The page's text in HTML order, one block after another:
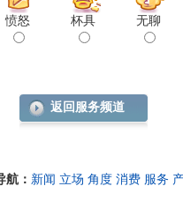
愤怒 杯具 无聊
返回服务频道
航： 新闻 立场 角度 消费 服务